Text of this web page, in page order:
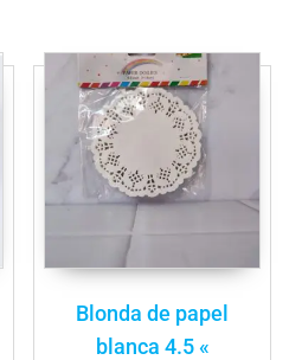
Blonda de papel
blanca 4.5 «